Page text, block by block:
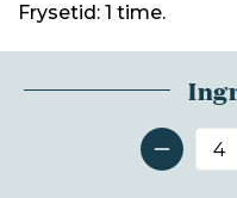
Frysetid: 1 time.